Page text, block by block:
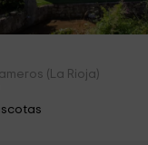
(La Rioja)